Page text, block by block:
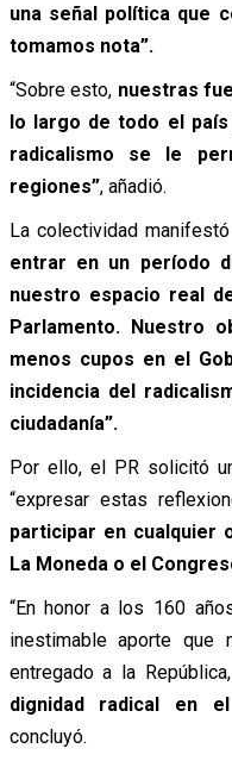
una señal política que
tomamos nota”.
“Sobre esto, nuestras
lo largo de todo el
radicalismo se le
regiones”, añadió.
La colectividad
entrar en un período
nuestro espacio real
Parlamento. Nuestro
menos cupos en el
incidencia del
ciudadanía”.
Por ello, el PR solicitó
“expresar estas
participar en cualquier
La Moneda o el
“En honor a los 160
inestimable aporte que
entregado a la República,
dignidad radical en
concluyó.